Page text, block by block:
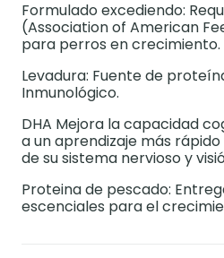
Formulado excediendo:
(Association of American
para perros en crecimiento.
Levadura: Fuente de
Inmunológico.
DHA Mejora la capacidad
a un aprendizaje más
de su sistema nervioso y
Proteina de pescado:
escenciales para el